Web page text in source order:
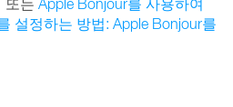
또는 Apple Bonjour를 사용하여
설정하는 방법: Apple Bonjour를